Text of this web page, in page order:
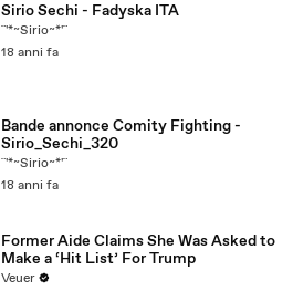
Sirio Sechi - Fadyska ITA
¨'*~Sirio~*'¨
18 anni fa
Bande annonce Comity Fighting -
Sirio_Sechi_320
¨'*~Sirio~*'¨
18 anni fa
Former Aide Claims She Was Asked to
Make a ‘Hit List’ For Trump
Veuer